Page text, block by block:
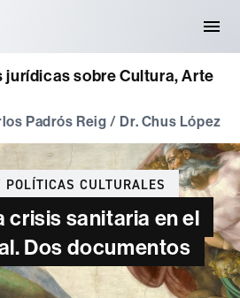
jurídicas sobre Cultura, Arte
Padrós Reig / Dr. Chus López
CULTURALES
crisis sanitaria en el
Dos documentos